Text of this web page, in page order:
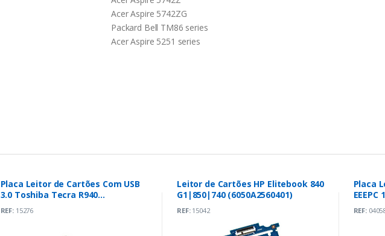
Acer Aspire 5742ZG
Packard Bell TM86 series
Acer Aspire 5251 series
Placa Leitor de Cartões Com USB
3.0 Toshiba Tecra R940
(G5B003157000)
REF:15276
Leitor de Cartões HP Elitebook 840
G1|850|740 (6050A2560401)
REF:15042
Placa
EEEPC
REF: